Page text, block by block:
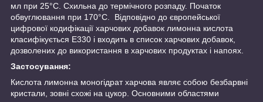
мл при 25°С. Схильна до термічного розпаду. Початок
обвуглювання при 170°С. Відповідно до європейської
цифрової кодифікації харчових добавок лимонна кислота
класифікується Е330 і входить в список харчових добавок,
дозволених до використання в харчових продуктах і напоях.
Застосування:
Кислота лимонна моногідрат харчова являє собою безбарвні
кристали, зовні схожі на цукор. Основними областями